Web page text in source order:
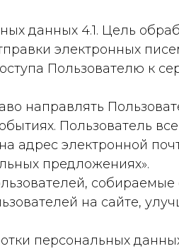
данных 4.1. Цель
электронных
Пользователю к
направлять
Пользователь
адрес электронной
предложениях».
на сайте,
персональных